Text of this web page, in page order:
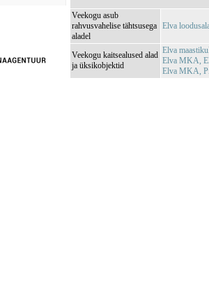
Veekogu asub
rahvusvahelise tähtsusega
aladel
Elva
Veekogu kaitsealused alad
ja üksikobjektid
Elva
Elva MKA,
Elva MKA,